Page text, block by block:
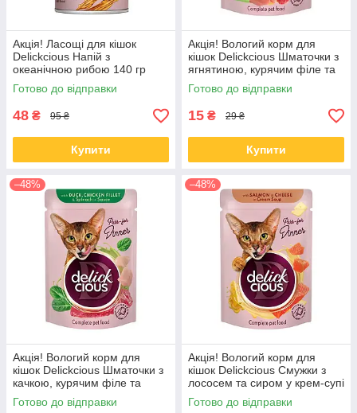
Акція! Ласощі для кішок
Delickcious Напій з
океанічною рибою 140 гр
Готово до відправки
48 ₴ 95 ₴
Купити
Акція! Вологий корм для
кішок Delickcious Шматочки з
ягнятиною, курячим філе та
квасолею спаржевою в желе
85 гр 12 шт
Готово до відправки
15 ₴ 29 ₴
Купити
–48%
Акція! Вологий корм для
кішок Delickcious Шматочки з
качкою, курячим філе та
шпинатом у соусі 85 гр 12 шт
Готово до відправки
–48%
Акція! Вологий корм для
кішок Delickcious Смужки з
лососем та сиром у крем-супі
85 гр 12 шт
Готово до відправки